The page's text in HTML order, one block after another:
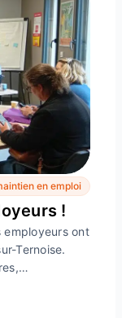
en emploi
!
employeurs ont
Ternoise.